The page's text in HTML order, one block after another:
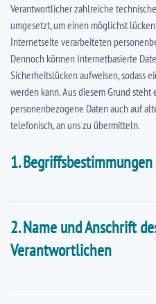
Verantwortlicher zahlreiche
umgesetzt, um einen möglichst
Internetseite verarbeiteten
Dennoch können Internetbasierte
Sicherheitslücken aufweisen, sodass
werden kann. Aus diesem Grund
personenbezogene Daten auch auf
telefonisch, an uns zu übermitteln.
1. Begriffsbestimmungen
2. Name und Anschrift
Verantwortlichen